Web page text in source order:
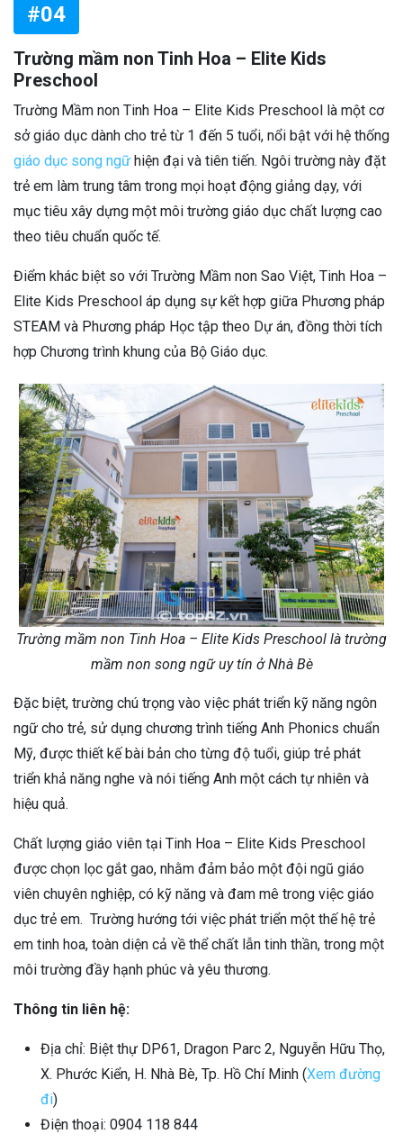
#04
Trường mầm non Tinh Hoa – Elite Kids
Preschool
Trường Mầm non Tinh Hoa – Elite Kids Preschool là một cơ
sở giáo dục dành cho trẻ từ 1 đến 5 tuổi, nổi bật với hệ thống
giáo dục song ngữ hiện đại và tiên tiến. Ngôi trường này đặt
trẻ em làm trung tâm trong mọi hoạt động giảng dạy, với
mục tiêu xây dựng một môi trường giáo dục chất lượng cao
theo tiêu chuẩn quốc tế.
Điểm khác biệt so với Trường Mầm non Sao Việt, Tinh Hoa –
Elite Kids Preschool áp dụng sự kết hợp giữa Phương pháp
STEAM và Phương pháp Học tập theo Dự án, đồng thời tích
hợp Chương trình khung của Bộ Giáo dục.
Trường mầm non Tinh Hoa – Elite Kids Preschool là trường
mầm non song ngữ uy tín ở Nhà Bè
Đặc biệt, trường chú trọng vào việc phát triển kỹ năng ngôn
ngữ cho trẻ, sử dụng chương trình tiếng Anh Phonics chuẩn
Mỹ, được thiết kế bài bản cho từng độ tuổi, giúp trẻ phát
triển khả năng nghe và nói tiếng Anh một cách tự nhiên và
hiệu quả.
Chất lượng giáo viên tại Tinh Hoa – Elite Kids Preschool
được chọn lọc gắt gao, nhằm đảm bảo một đội ngũ giáo
viên chuyên nghiệp, có kỹ năng và đam mê trong việc giáo
dục trẻ em. Trường hướng tới việc phát triển một thế hệ trẻ
em tinh hoa, toàn diện cả về thể chất lẫn tinh thần, trong một
môi trường đầy hạnh phúc và yêu thương.
Thông tin liên hệ:
Địa chỉ: Biệt thự DP61, Dragon Parc 2, Nguyễn Hữu Thọ,
X. Phước Kiển, H. Nhà Bè, Tp. Hồ Chí Minh (Xem đường
đi)
Điện thoại: 0904 118 844